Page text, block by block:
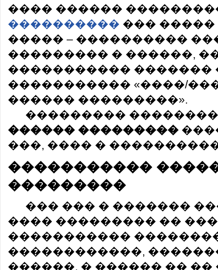
���� ������
���������� ���
����� – ����������
��������� � ������,
����������� �������
����������� «����/
������ ���������».
���������
������ ���������
���, ���� �
�����������
���������
��� ��� � �������
���� ��������� ��
�����������
������������,
������, � ������ �� ��